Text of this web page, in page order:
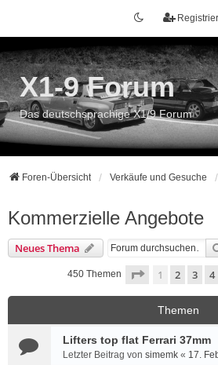
X1-9 Forum
Das deutschsprachige X1/9 Forum
Foren-Übersicht Verkäufe und Gesuche
Kommerzielle Angebote
Neues Thema
450 Themen Seite 1von
1 2 3 4
Themen
Lifters top flat Ferrari 37mm
Letzter Beitrag von simemk « 17.